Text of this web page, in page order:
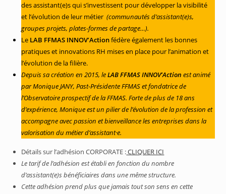
des assistant(e)s qui s’investissent pour développer la visibilité
et l’évolution de leur métier(communautés d’assistant(e)s,
groupes projets, plates-formes de partage…).
Le LAB FFMAS INNOV’Actionfédère également les bonnes
pratiques et innovations RH mises en place pour l’animation et
l’évolution de la filière.
Depuis sa création en 2015, leLAB FFMAS INNOV’Action est animé
par Monique JANY, Past-Présidente FFMAS et fondatrice de
l’Observatoire prospectif de la FFMAS. Forte de plus de 18 ans
d’expérience, Monique est un pilier de l’évolution de la profession et
accompagne avec passion et bienveillance les entreprises dans la
valorisation du métier d’assistant·e.
Détails sur l’adhésion CORPORATE :CLIQUER ICI
Le tarif de l’adhésion est établi en fonction du nombre
d’assistant(e)s bénéficiaires dans une même structure.
Cette adhésion prend plus que jamais tout son sens en cette